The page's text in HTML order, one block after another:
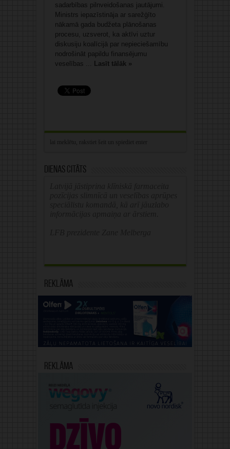
sadarbības pilnveidošanas jautājumi.
Ministrs iepazīstināja ar sarežģīto
nākamā gada budžeta plānošanas
procesu, uzsverot, ka aktīvi uztur
diskusiju koalīcijā par nepieciešamību
nodrošināt papildu finansējumu
veselības ... Lasīt tālāk »
Dienas citāts
Reklāma
Reklāma